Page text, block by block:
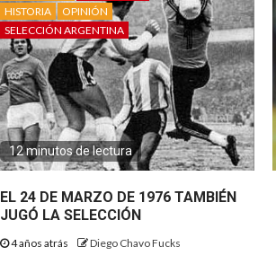
HISTORIA
OPINIÓN
SELECCIÓN ARGENTINA
12 minutos de lectura
EL 24 DE MARZO DE 1976 TAMBIÉN
JUGÓ LA SELECCIÓN
4 años atrás Diego Chavo Fucks